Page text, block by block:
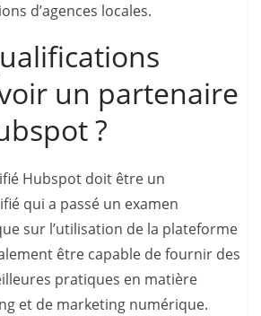
d’agences locales.
un partenaire
?
Hubspot doit être un
qui a passé un examen
sur l’utilisation de la plateforme
être capable de fournir des
pratiques en matière
et de marketing numérique.